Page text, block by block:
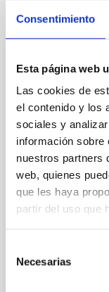
Consentimiento
Esta página web
Las cookies de
el contenido y los
sociales y
información sobre
nuestros partners
web, quienes
que les haya
partir del uso que
Necesarias
Te puede
CONTRATO
UN
El IAC
para trabajar
investigación “
está
(P/300461),
Mónica
Plazo de